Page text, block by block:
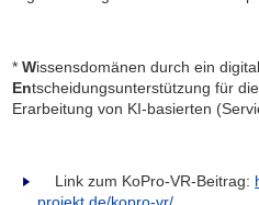
*Wissensdomänen durch ein
Entscheidungsunterstützung für
Erarbeitung von KI-basierten
Link zum KoPro-VR-Beitrag:
projekt.de/kopro-vr/